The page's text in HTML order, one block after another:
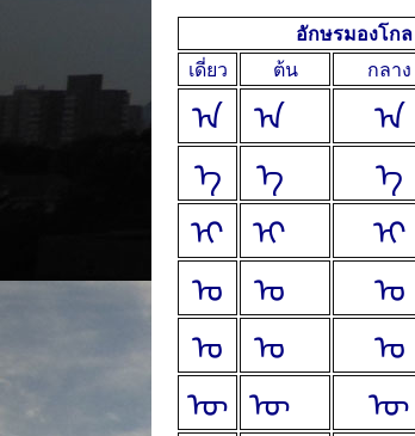
อักษรมองโกล
เดี่ยว ต้น กลาง
ᠠ ᠠ ᠠᠠ
ᠡ ᠡ ᠡ
ᠢ ᠢ ᠢ
ᠣ ᠣ ᠣ
ᠤ ᠤ ᠤ
ᠥ ᠥ ᠥ